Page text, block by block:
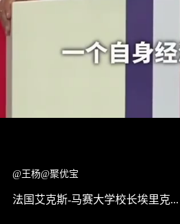
@王杨@聚优宝
法国艾克斯-马赛大学校长埃里克...